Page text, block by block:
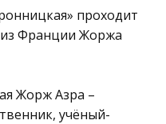
проходит
из Франции Жоржа
Жорж Азра –
учёный-